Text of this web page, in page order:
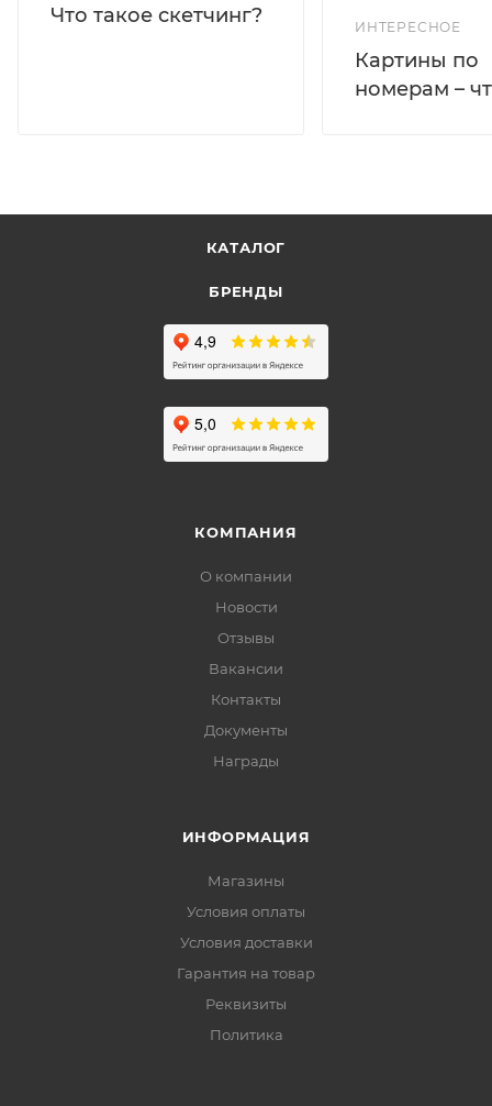
Что такое скетчинг?
ИНТЕРЕСНОЕ
Картины по
номерам –
КАТАЛОГ
БРЕНДЫ
КОМПАНИЯ
О компании
Новости
Отзывы
Вакансии
Контакты
Документы
Награды
ИНФОРМАЦИЯ
Магазины
Условия оплаты
Условия доставки
Гарантия на товар
Реквизиты
Политика